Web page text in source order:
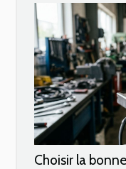
Choisir la